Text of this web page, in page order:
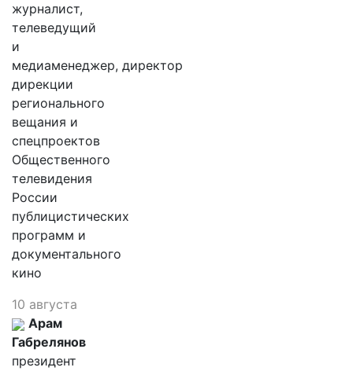
журналист,
телеведущий
и
медиаменеджер, директор
дирекции
регионального
вещания и
спецпроектов
Общественного
телевидения
России
публицистических
программ и
документального
кино
10 августа
Арам
Габрелянов
президент